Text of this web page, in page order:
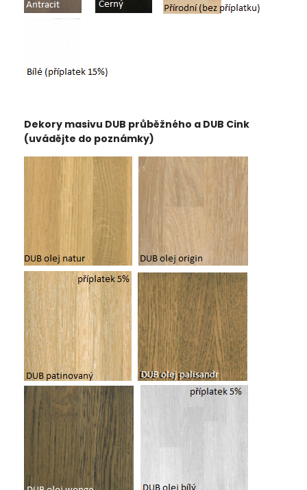
Dekory masivu DUB průběžného a DUB Cink
(uvádějte do poznámky)